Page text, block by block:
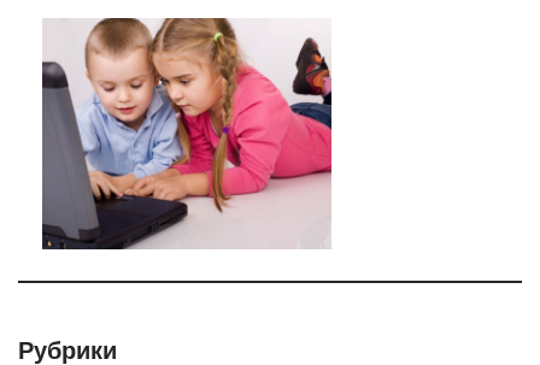
Рубрики